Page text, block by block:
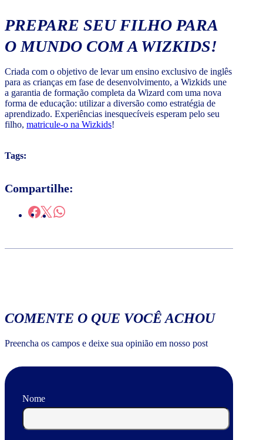
PREPARE SEU FILHO PARA
O MUNDO COM A WIZKIDS!
Criada com o objetivo de levar um ensino exclusivo de inglês
para as crianças em fase de desenvolvimento, a Wizkids une
a garantia de formação completa da Wizard com uma nova
forma de educação: utilizar a diversão como estratégia de
aprendizado. Experiências inesquecíveis esperam pelo seu
filho, matricule-o na Wizkids!
Tags:
Compartilhe:
COMENTE O QUE VOCÊ ACHOU
Preencha os campos e deixe sua opinião em nosso post
Nome